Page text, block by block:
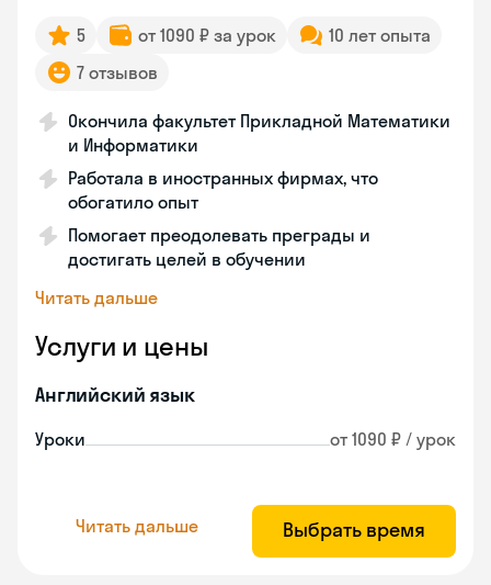
5 от 1090 ₽ за урок
10 лет опыта
7 отзывов
Окончила факультет Прикладной Математики
и Информатики
Работала в иностранных фирмах, что
обогатило опыт
Помогает преодолевать преграды и
достигать целей в обучении
Читать дальше
Услуги и цены
Английский язык
Уроки от 1090 ₽ / урок
Читать дальше Выбрать время